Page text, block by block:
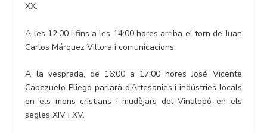
XX.
A les 12:00 i fins a les 14:00 hores arriba el torn de Juan
Carlos Márquez Villora i comunicacions.
A la vesprada, de 16:00 a 17:00 hores José Vicente
Cabezuelo Pliego parlarà d’Artesanies i indústries locals
en els mons cristians i mudèjars del Vinalopó en els
segles XIV i XV.